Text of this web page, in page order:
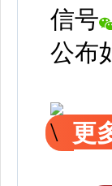
信号
公布
更